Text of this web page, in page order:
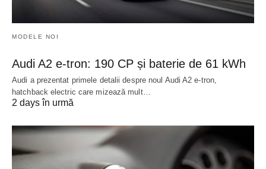
MODELE NOI
Audi A2 e-tron: 190 CP și baterie de 61 kWh
Audi a prezentat primele detalii despre noul Audi A2 e-tron,
hatchback electric care mizează mult…
2 days în urmă